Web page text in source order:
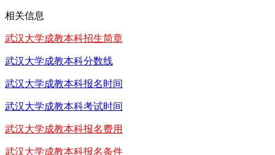
相关信息
武汉大学成教本科招生简章
武汉大学成教本科分数线
武汉大学成教本科报名时间
武汉大学成教本科考试时间
武汉大学成教本科报名费用
武汉大学成教本科报名条件